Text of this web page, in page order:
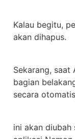
Kalau begitu,
akan dihapus.
Sekarang, saat
bagian
secara
ini akan diubah